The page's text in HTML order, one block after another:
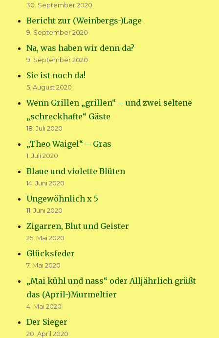
30. September 2020
Bericht zur (Weinbergs-)Lage
9. September 2020
Na, was haben wir denn da?
9. September 2020
Sie ist noch da!
5. August 2020
Wenn Grillen „grillen“ – und zwei seltene
„schreckhafte“ Gäste
18. Juli 2020
„Theo Waigel“ – Gras
1. Juli 2020
Blaue und violette Blüten
14. Juni 2020
Ungewöhnlich x 5
11. Juni 2020
Zigarren, Blut und Geister
25. Mai 2020
Glücksfeder
7. Mai 2020
„Mai kühl und nass“ oder Alljährlich grüßt
das (April-)Murmeltier
4. Mai 2020
Der Sieger
20. April 2020